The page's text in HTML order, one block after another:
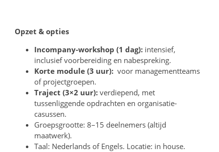
Opzet & opties
Incompany-workshop (1 dag): intensief,
inclusief voorbereiding en nabespreking.
Korte module (3 uur): voor managementteams
of projectgroepen.
Traject (3×2 uur): verdiepend, met
tussenliggende opdrachten en organisatie-
casussen.
Groepsgrootte: 8–15 deelnemers (altijd
maatwerk).
Taal: Nederlands of Engels. Locatie: in house.